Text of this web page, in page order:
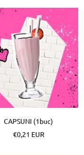
CAPSUNI (1buc)
Pret
€0,21 EUR